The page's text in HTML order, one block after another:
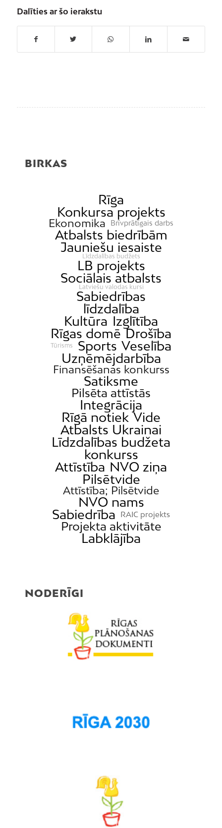
Dalīties ar šo ierakstu
BIRKAS
Rīga
Konkursa projekts
Ekonomika Brīvprātīgais darbs
Atbalsts biedrībām
Jauniešu iesaiste
Līdzdalības budžets
LB projekts
Sociālais atbalsts
Latviešu valodas kursi
Sabiedrības
līdzdalība
Kultūra Izglītība
Rīgas domē Drošība
Tūrisms Sports Veselība
Uzņēmējdarbība
Finansēšanas konkurss
Satiksme
Pilsēta attīstās
Integrācija
Rīgā notiek Vide
Atbalsts Ukrainai
Līdzdalības budžeta
konkurss
Attīstība NVO ziņa
Pilsētvide
Attīstība; Pilsētvide
NVO nams
Sabiedrība
RAIC projekts
Projekta aktivitāte
Labklājība
NODERĪGI